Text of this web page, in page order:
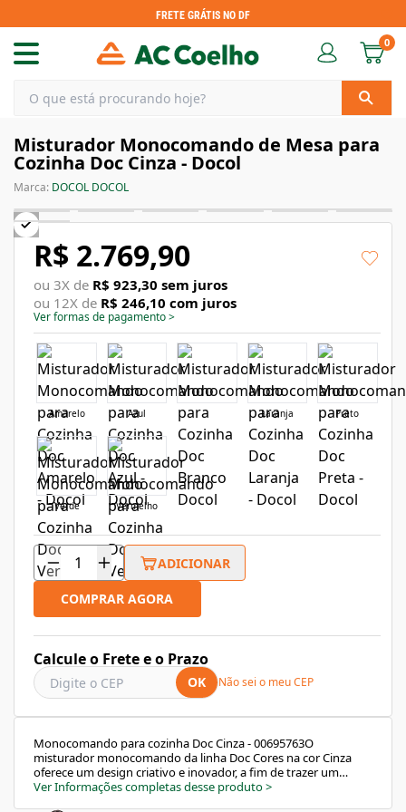
FRETE GRÁTIS NO DF
0
Misturador Monocomando de Mesa para
Cozinha Doc Cinza - Docol
Marca: DOCOL DOCOL
R$ 2.769,90
ou 3X de R$ 923,30 sem juros
ou 12X de R$ 246,10 com juros
Ver formas de pagamento>
Amarelo Azul Laranja Preto
Verde Vermelho
ADICIONAR
COMPRAR AGORA
Calcule o Frete e o Prazo
OK Não sei o meu CEP
Monocomando para cozinha Doc Cinza - 00695763O
misturador monocomando da linha Doc Cores na cor Cinza
oferece um design criativo e inovador, a fim de trazer um
toque de cor ao seu ambiente. Esse produto, portanto, é
Ver Informações completas desse produto>